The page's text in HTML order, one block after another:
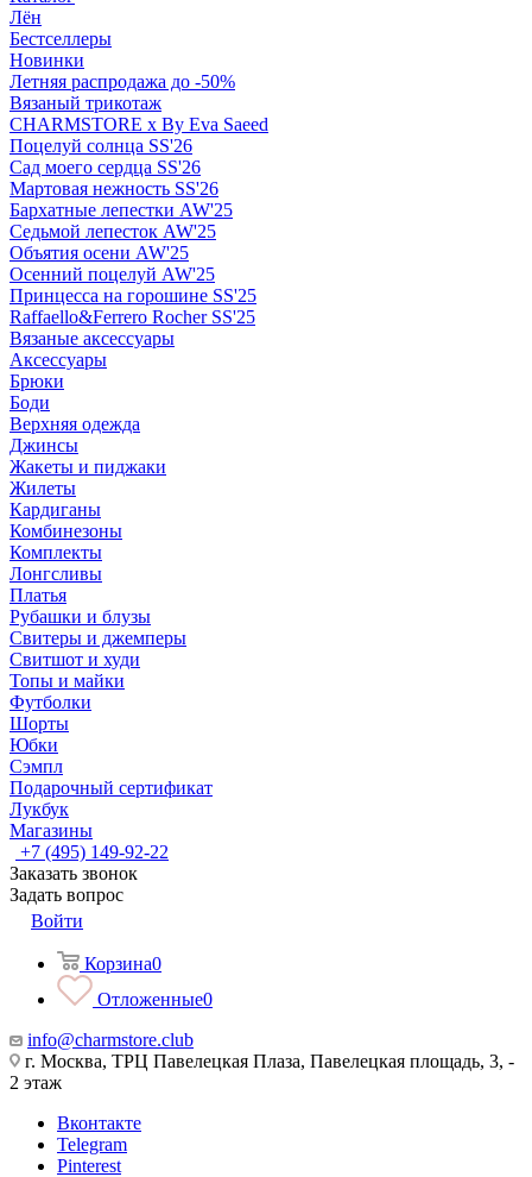
Лён
Бестселлеры
Новинки
Летняя распродажа до -50%
Вязаный трикотаж
CHARMSTORE х By Eva Saeed
Поцелуй солнца SS'26
Сад моего сердца SS'26
Мартовая нежность SS'26
Бархатные лепестки AW'25
Седьмой лепесток AW'25
Объятия осени AW'25
Осенний поцелуй AW'25
Принцесса на горошине SS'25
Raffaello&Ferrero Rocher SS'25
Вязаные аксессуары
Аксессуары
Брюки
Боди
Верхняя одежда
Джинсы
Жакеты и пиджаки
Жилеты
Кардиганы
Комбинезоны
Комплекты
Лонгсливы
Платья
Рубашки и блузы
Свитеры и джемперы
Свитшот и худи
Топы и майки
Футболки
Шорты
Юбки
Сэмпл
Подарочный сертификат
Лукбук
Магазины
+7 (495) 149-92-22
Заказать звонок
Задать вопрос
Войти
Корзина0
Отложенные0
info@charmstore.club
г. Москва, ТРЦ Павелецкая Плаза, Павелецкая площадь, 3, -
2 этаж
Вконтакте
Telegram
Pinterest